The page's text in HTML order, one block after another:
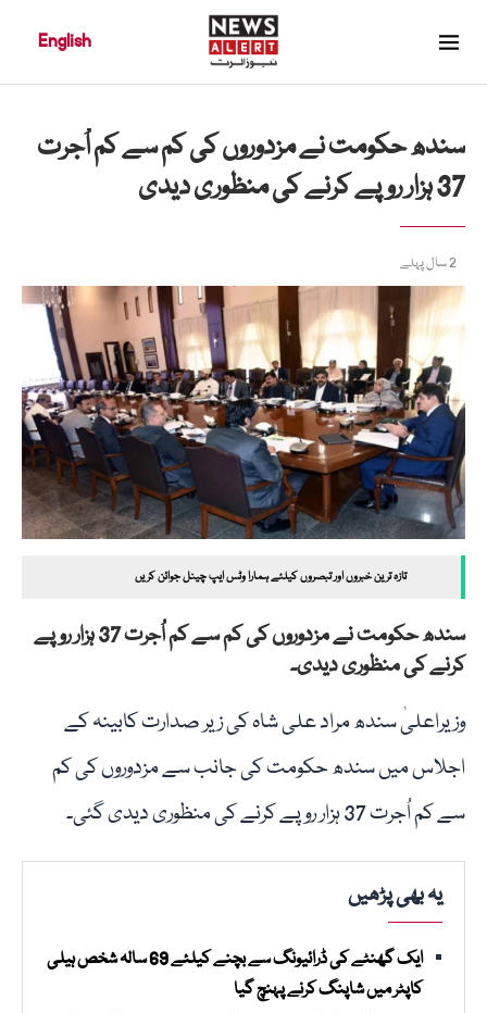
English
سندھ حکومت نے مزدوروں کی کم سے کم اُجرت
37 ہزار روپے کرنے کی منظوری دیدی
2 سال پہلے
تازہ ترین خبروں اور تبصروں کیلئے ہمارا وٹس ایپ چینل جوائن کریں
سندھ حکومت نے مزدوروں کی کم سے کم اُجرت 37 ہزار روپے
کرنے کی منظوری دیدی۔
وزیراعلیٰ سندھ مراد علی شاہ کی زیر صدارت کابینہ کے
اجلاس میں سندھ حکومت کی جانب سے مزدوروں کی کم
سے کم اُجرت 37 ہزار روپے کرنے کی منظوری دیدی گئی۔
یہ بھی پڑھیں
ایک گھنٹے کی ڈرائیونگ سے بچنے کیلئے 69 سالہ شخص ہیلی
کاپٹر میں شاپنگ کرنے پہنچ گیا